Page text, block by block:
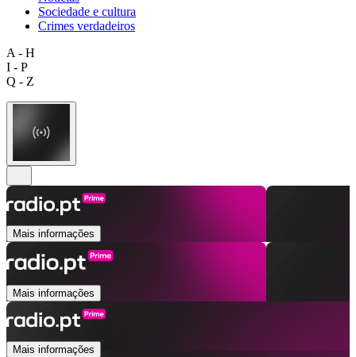
Sociedade e cultura
Crimes verdadeiros
A - H
I - P
Q - Z
Mais informações
Mais informações
Mais informações